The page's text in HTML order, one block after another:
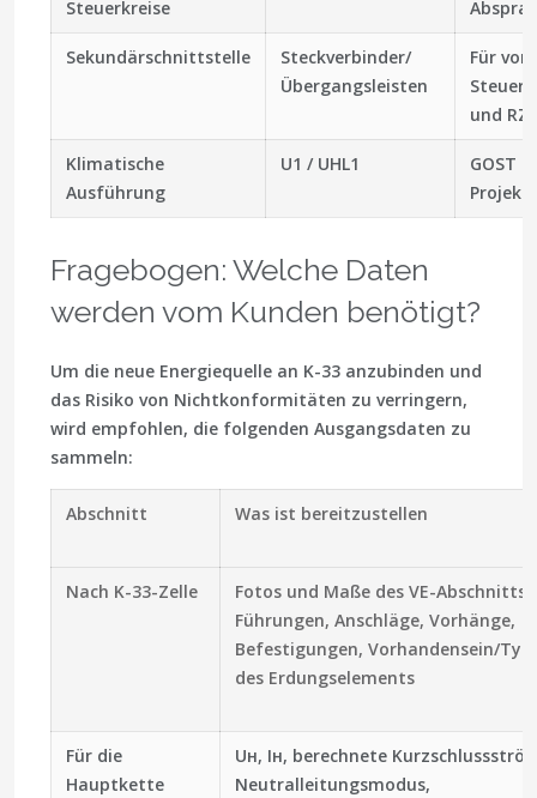
Steuerkreise
Sekundärschnittstelle
Steckverbinder/
Übergangsleisten
Für
und
Klimatische
Ausführung
U1 / UHL1
GOST
Projekt)
Fragebogen: Welche Daten
werden vom Kunden benötigt?
Um die neue Energiequelle an K-33 anzubinden und
das Risiko von Nichtkonformitäten zu verringern,
wird empfohlen, die folgenden Ausgangsdaten zu
sammeln:
Abschnitt Was ist bereitzustellen
Nach K-33-Zelle
Fotos und Maße des VE-Abschnitts,
Führungen, Anschläge, Vorhänge,
Befestigungen, Vorhandensein/Typ
des Erdungselements
Für die
Hauptkette
Uн, Iн, berechnete
Neutralleitungsmodus,